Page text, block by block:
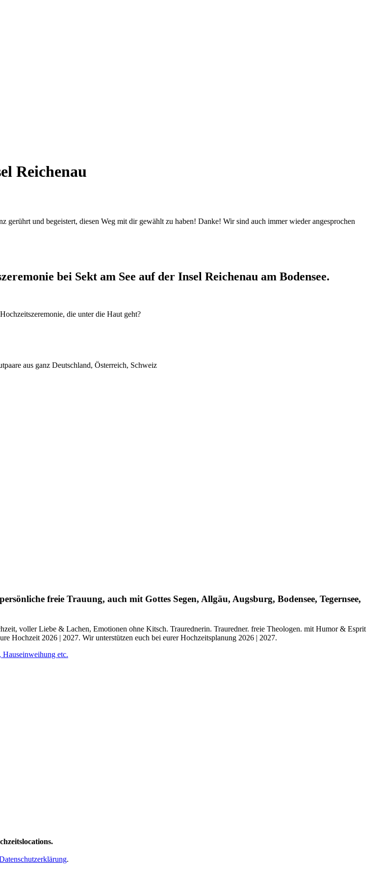
Reichenau
gerührt und begeistert, diesen Weg mit dir gewählt zu haben! Danke! Wir sind auch immer wieder angesprochen
bei Sekt am See auf der Insel Reichenau am Bodensee.
die unter die Haut geht?
aus ganz Deutschland, Österreich, Schweiz
freie Trauung, auch mit Gottes Segen, Allgäu, Augsburg, Bodensee, Tegernsee,
voller Liebe & Lachen, Emotionen ohne Kitsch. Traurednerin. Trauredner. freie Theologen. mit Humor & Esprit
Hochzeit 2026 | 2027. Wir unterstützen euch bei eurer Hochzeitsplanung 2026 | 2027.
.